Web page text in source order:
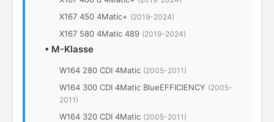
X167 450 4Matic+ (2019-2024)
X167 580 4Matic 489 (2019-2024)
• M-Klasse
W164 280 CDI 4Matic (2005-2011)
W164 300 CDI 4Matic BlueEFFICIENCY (2005-
2011)
W164 320 CDI 4Matic (2005-2011)